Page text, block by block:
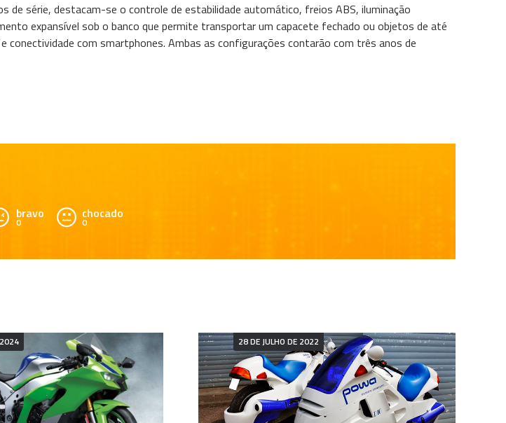
de série, destacam-se o controle de estabilidade automático, freios ABS, iluminação
expansível sob o banco que permite transportar um capacete fechado ou objetos de até
com smartphones. Ambas as configurações contarão com três anos de
bravo
0
chocado
0
28 DE JULHO DE 2022